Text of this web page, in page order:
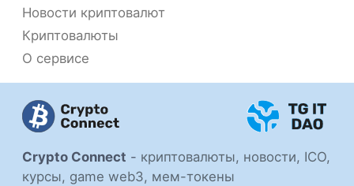
Crypto Connect - криптовалюты, новости, ICO,
курсы, game web3, мем-токены
Новости криптовалют
Криптовалюты
О сервисе